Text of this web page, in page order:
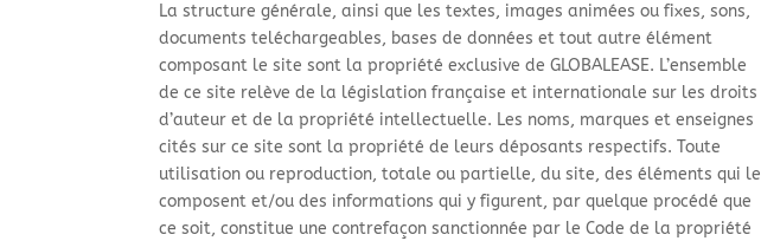
La structure générale, ainsi que les textes, images animées ou fixes, sons,
documents teléchargeables, bases de données et tout autre élément
composant le site sont la propriété exclusive de GLOBALEASE. L’ensemble
de ce site relève de la législation française et internationale sur les droits
d’auteur et de la propriété intellectuelle. Les noms, marques et enseignes
cités sur ce site sont la propriété de leurs déposants respectifs. Toute
utilisation ou reproduction, totale ou partielle, du site, des éléments qui le
composent et/ou des informations qui y figurent, par quelque procédé que
ce soit, constitue une contrefaçon sanctionnée par le Code de la propriété